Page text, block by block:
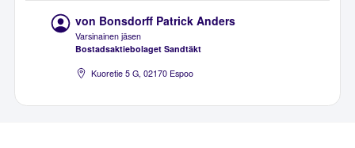
von Bonsdorff Patrick Anders
Varsinainen jäsen
Bostadsaktiebolaget Sandtäkt
Kuoretie 5 G, 02170 Espoo